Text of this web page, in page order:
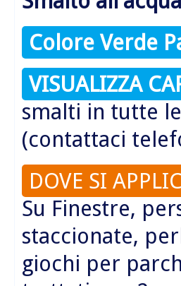
Colore Verde
VISUALIZZA
smalti in tutte
(contattaci
DOVE SI
Su Finestre,
staccionate,
giochi per